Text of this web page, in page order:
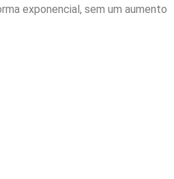
exponencial, sem um aumento